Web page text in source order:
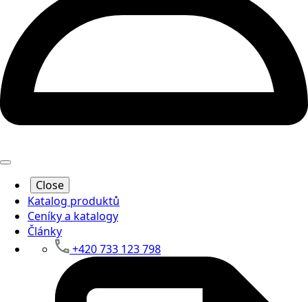
Close
Katalog produktů
Ceníky a katalogy
Články
+420 733 123 798